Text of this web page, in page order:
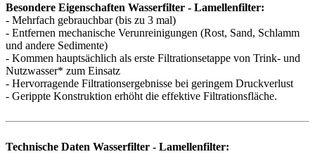
Besondere Eigenschaften Wasserfilter - Lamellenfilter:
- Mehrfach gebrauchbar (bis zu 3 mal)
- Entfernen mechanische Verunreinigungen (Rost, Sand, Schlamm
und andere Sedimente)
- Kommen hauptsächlich als erste Filtrationsetappe von Trink- und
Nutzwasser* zum Einsatz
- Hervorragende Filtrationsergebnisse bei geringem Druckverlust
- Gerippte Konstruktion erhöht die effektive Filtrationsfläche.
Technische Daten Wasserfilter - Lamellenfilter: